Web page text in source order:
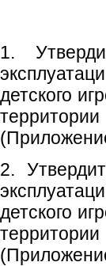
1.
детского
2.
детского